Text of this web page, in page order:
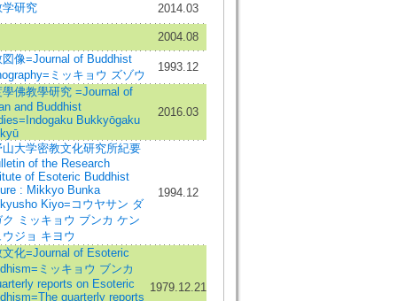
研究 2014.03
2004.08
図像=Journal of Buddhist
ミッキョウ ズゾウ
1993.12
佛教學研究 =Journal of
and Buddhist
Bukkyōgaku
2016.03
大学密教文化研究所紀要
of the Research
of Esoteric Buddhist
: Mikkyo Bunka
Kiyo=コウヤサン ダ
ミッキョウ ブンカ ケン
ジョ キヨウ
1994.12
文化=Journal of Esoteric
ミッキョウ ブンカ
reports on Esoteric
quarterly reports
1979.12.21